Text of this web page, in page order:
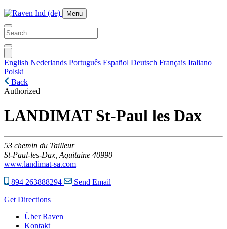
Menu
English Nederlands Português Español Deutsch Français Italiano
Polski
Back
Authorized
LANDIMAT St-Paul les Dax
53 chemin du Tailleur
St-Paul-les-Dax, Aquitaine 40990
www.landimat-sa.com
894 263888294
Send Email
Get Directions
Über Raven
Kontakt